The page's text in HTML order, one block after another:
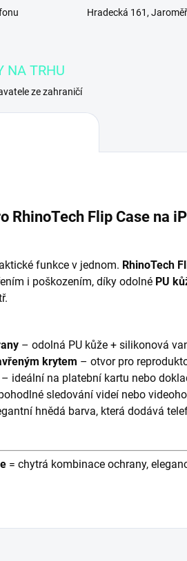
Hradecká 161, Jaroměř
NA TRHU
ze zahraničí
RhinoTech Flip Case na
funkce v jednom. RhinoTech
i poškozením, díky odolné PU
– odolná PU kůže + silikonová
krytem – otvor pro
– ideální na platební kartu nebo
sledování videí nebo
hnědá barva, která dodává
= chytrá kombinace ochrany,